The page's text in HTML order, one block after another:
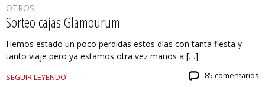
OTROS
Sorteo cajas Glamourum
Hemos estado un poco perdidas estos días con tanta fiesta y
tanto viaje pero ya estamos otra vez manos a […]
SEGUIR LEYENDO 85 comentarios